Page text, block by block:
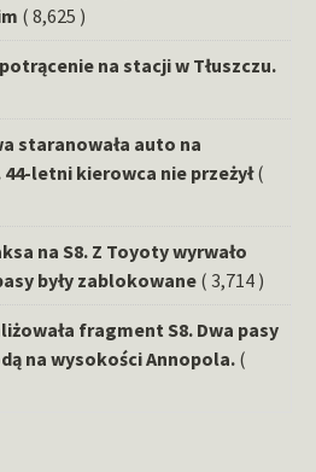
( 8,625 )
na stacji w Tłuszczu.
staranowała auto na
letni kierowca nie przeżył (
na S8. Z Toyoty wyrwało
były zablokowane ( 3,714 )
fragment S8. Dwa pasy
na wysokości Annopola. (